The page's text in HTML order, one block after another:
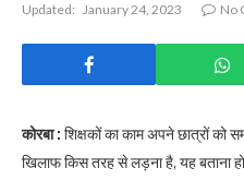
Updated: January 24, 2023 No
कोरबा : शिक्षकों का काम अपने छात्रों को
खिलाफ किस तरह से लड़ना है, यह बताना